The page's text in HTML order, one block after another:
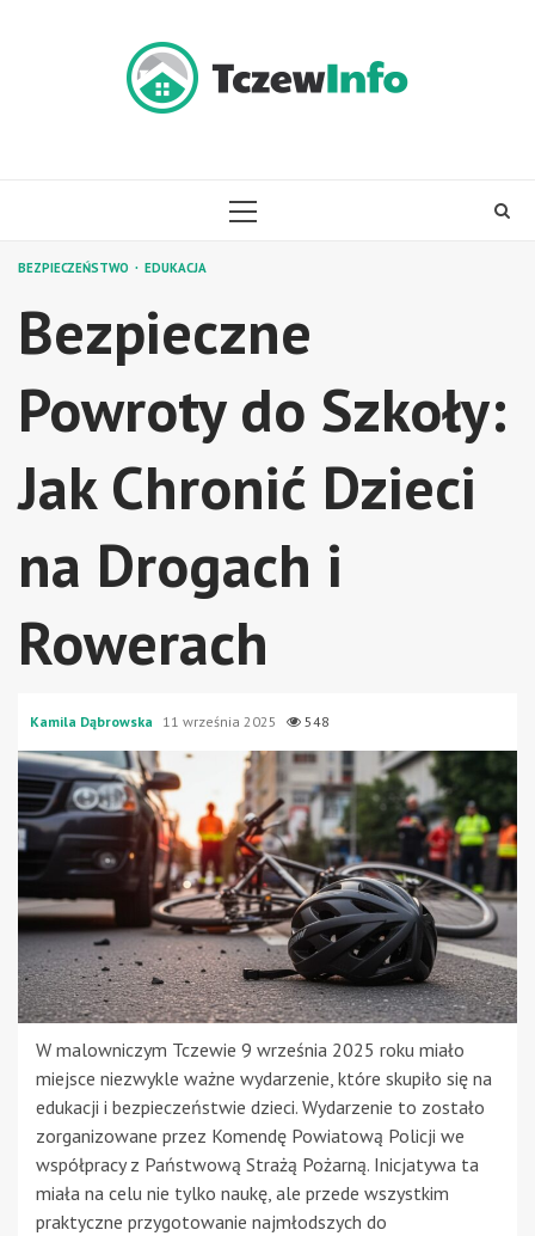
PRIMARY
BEZPIECZEŃSTWO EDUKACJA
Bezpieczne
Powroty do Szkoły:
Jak Chronić Dzieci
na Drogach i
Rowerach
Kamila Dąbrowska 11 września 2025 548
W malowniczym Tczewie 9 września 2025 roku miało
miejsce niezwykle ważne wydarzenie, które skupiło się na
edukacji i bezpieczeństwie dzieci. Wydarzenie to zostało
zorganizowane przez Komendę Powiatową Policji we
współpracy z Państwową Strażą Pożarną. Inicjatywa ta
miała na celu nie tylko naukę, ale przede wszystkim
praktyczne przygotowanie najmłodszych do